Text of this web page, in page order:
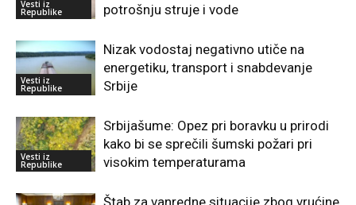
Vesti iz
Republike
potrošnju struje i vode
Vesti iz
Republike
Nizak vodostaj negativno utiče na
energetiku, transport i snabdevanje
Srbije
Vesti iz
Republike
Srbijašume: Opez pri boravku u prirodi
kako bi se sprečili šumski požari pri
visokim temperaturama
Štab za vanredne situacije zbog vrućine